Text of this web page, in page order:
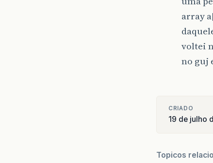
array
voltei
no guj
CRIADO
19 de julho
Topicos